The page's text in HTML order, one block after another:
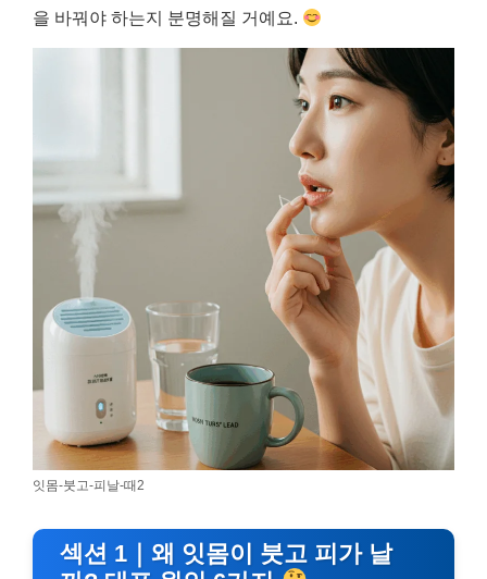
을 바꿔야 하는지 분명해질 거예요.
잇몸-붓고-피날-때2
섹션 1｜왜 잇몸이 붓고 피가 날